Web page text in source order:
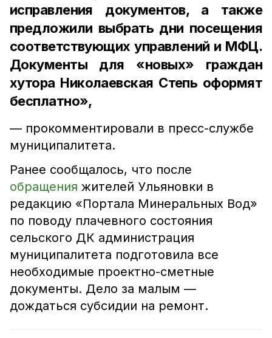
исправления документов, а также
предложили выбрать дни посещения
соответствующих управлений и МФЦ.
Документы для «новых» граждан
хутора Николаевская Степь оформят
бесплатно»,
— прокомментировали в пресс-службе
муниципалитета.
Ранее сообщалось, что после
обращения жителей Ульяновки в
редакцию «Портала Минеральных Вод»
по поводу плачевного состояния
сельского ДК администрация
муниципалитета подготовила все
необходимые проектно-сметные
документы. Дело за малым —
дождаться субсидии на ремонт.